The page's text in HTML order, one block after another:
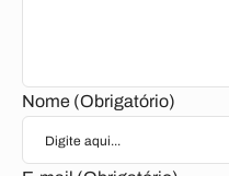
Nome (Obrigatório)